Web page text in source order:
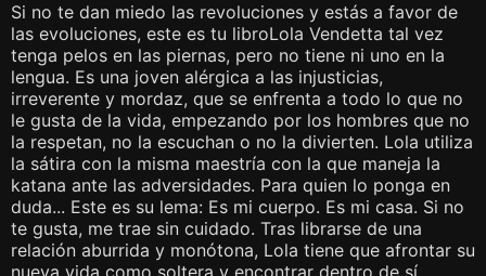
Si no te dan miedo las revoluciones y estás a favor de
las evoluciones, este es tu libroLola Vendetta tal vez
tenga pelos en las piernas, pero no tiene ni uno en la
lengua. Es una joven alérgica a las injusticias,
irreverente y mordaz, que se enfrenta a todo lo que no
le gusta de la vida, empezando por los hombres que no
la respetan, no la escuchan o no la divierten. Lola utiliza
la sátira con la misma maestría con la que maneja la
katana ante las adversidades. Para quien lo ponga en
duda... Este es su lema: Es mi cuerpo. Es mi casa. Si no
te gusta, me trae sin cuidado. Tras librarse de una
relación aburrida y monótona, Lola tiene que afrontar su